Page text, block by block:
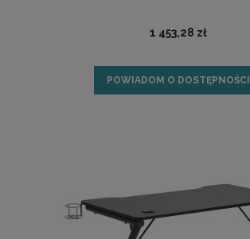
1 453,28 zł
POWIADOM O DOSTĘPNOŚCI